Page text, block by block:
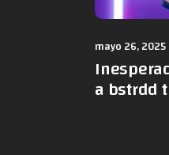
mayo 26, 2025
a bstrdd